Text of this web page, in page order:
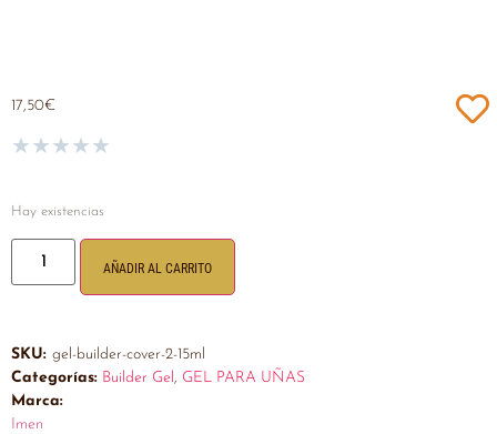
17,50€
★★★★★
Hay existencias
AÑADIR AL CARRITO
SKU: gel-builder-cover-2-15ml
Categorías: Builder Gel, GEL PARA UÑAS
Marca:
Imen